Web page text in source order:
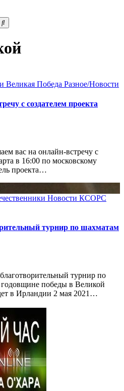
Великая Победа Разное/Новости
с создателем проекта
вас на онлайн-встречу с
в 16:00 по московскому
проекта…
Новости КСОРС
турнир по шахматам
турнир по
победы в Великой
в Ирландии 2 мая 2021…